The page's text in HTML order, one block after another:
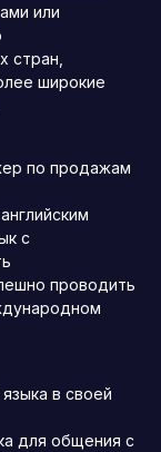
или
стран,
широкие
по продажам
с
проводить
в своей
для общения с